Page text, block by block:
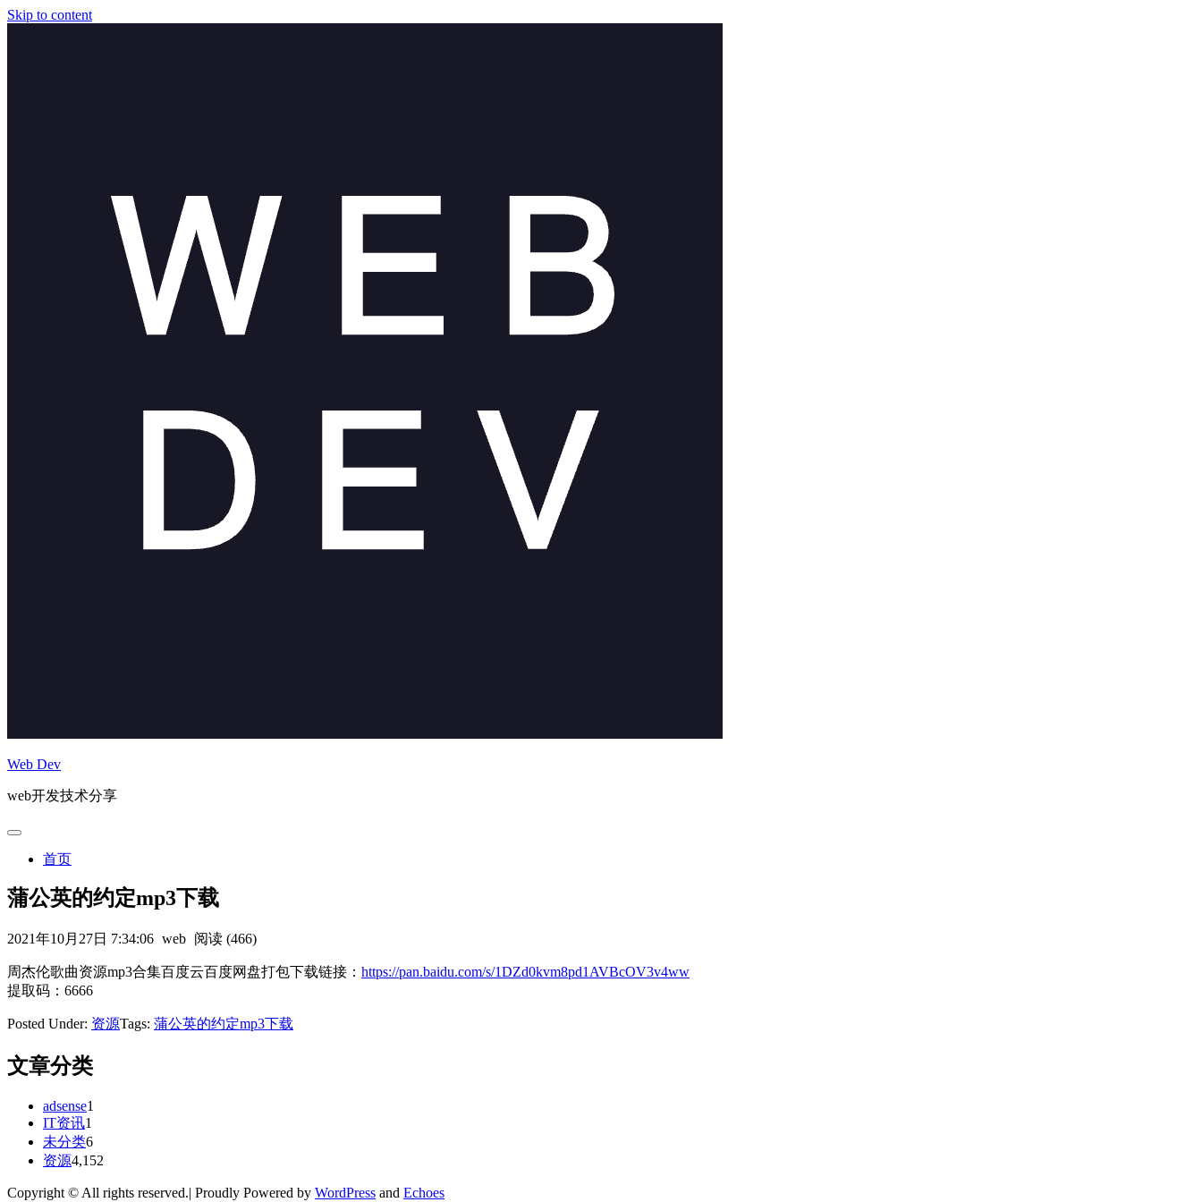
Skip to content
Web Dev
web开发技术分享
首页
蒲公英的约定mp3下载
2021年10月27日 7:34:06 web 阅读 (466)
周杰伦歌曲资源mp3合集百度云百度网盘打包下载链接： https://pan.baidu.com/s/1DZd0kvm8pd1AVBcOV3v4ww
提取码：6666
Posted Under: 资源Tags: 蒲公英的约定mp3下载
文章分类
adsense1
IT资讯1
未分类6
资源4,152
Copyright © All rights reserved.| Proudly Powered by WordPress and Echoes